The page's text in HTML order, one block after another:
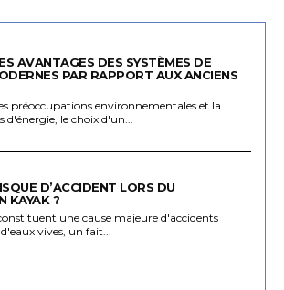
AVANTAGES DES SYSTÈMES DE
PAR RAPPORT AUX ANCIENS
préoccupations environnementales et la
le choix d'un...
D’ACCIDENT LORS DU
KAYAK ?
une cause majeure d'accidents
vives, un fait...